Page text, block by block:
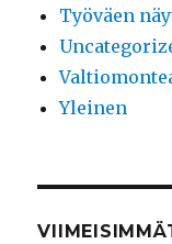
Työväen
Yleinen